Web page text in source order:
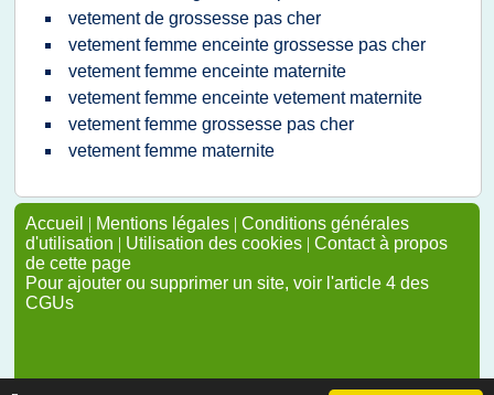
vetement de grossesse pas cher
vetement femme enceinte grossesse pas cher
vetement femme enceinte maternite
vetement femme enceinte vetement maternite
vetement femme grossesse pas cher
vetement femme maternite
Accueil | Mentions légales | Conditions générales
d'utilisation | Utilisation des cookies | Contact à propos
de cette page
Pour ajouter ou supprimer un site, voir l'article 4 des
CGUs